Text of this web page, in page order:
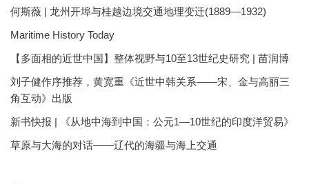
何斯薇 | 龙州开埠与桂越边境交通地理变迁(1889—1932)
Maritime History Today
【多面相的近世中国】整体视野与10至13世纪史研究 | 苗润博
刘子健作序推荐，黄宽重《近世中韩关系——宋、金与高丽三
角互动》出版
新书快报 | 《从地中海到中国：公元1—10世纪的印度洋贸易》
草原与大海的对话——辽代的海疆与海上交通